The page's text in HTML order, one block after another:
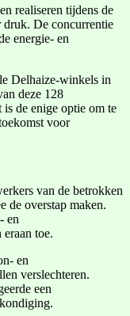
realiseren tijdens de
druk. De concurrentie
energie- en
Delhaize-winkels in
deze 128
de enige optie om te
voor
van de betrokken
de overstap maken.
en
toe.
en
verslechteren.
een